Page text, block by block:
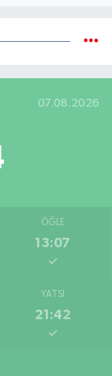
07.08.2026
ÖĞLE
13:07
YATSI
21:42